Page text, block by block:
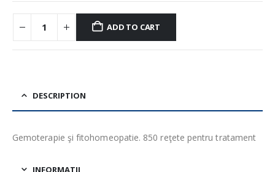
ADD TO CART
DESCRIPTION
Gemoterapie şi fitohomeopatie. 850 reţete pentru tratament
INFORMATII